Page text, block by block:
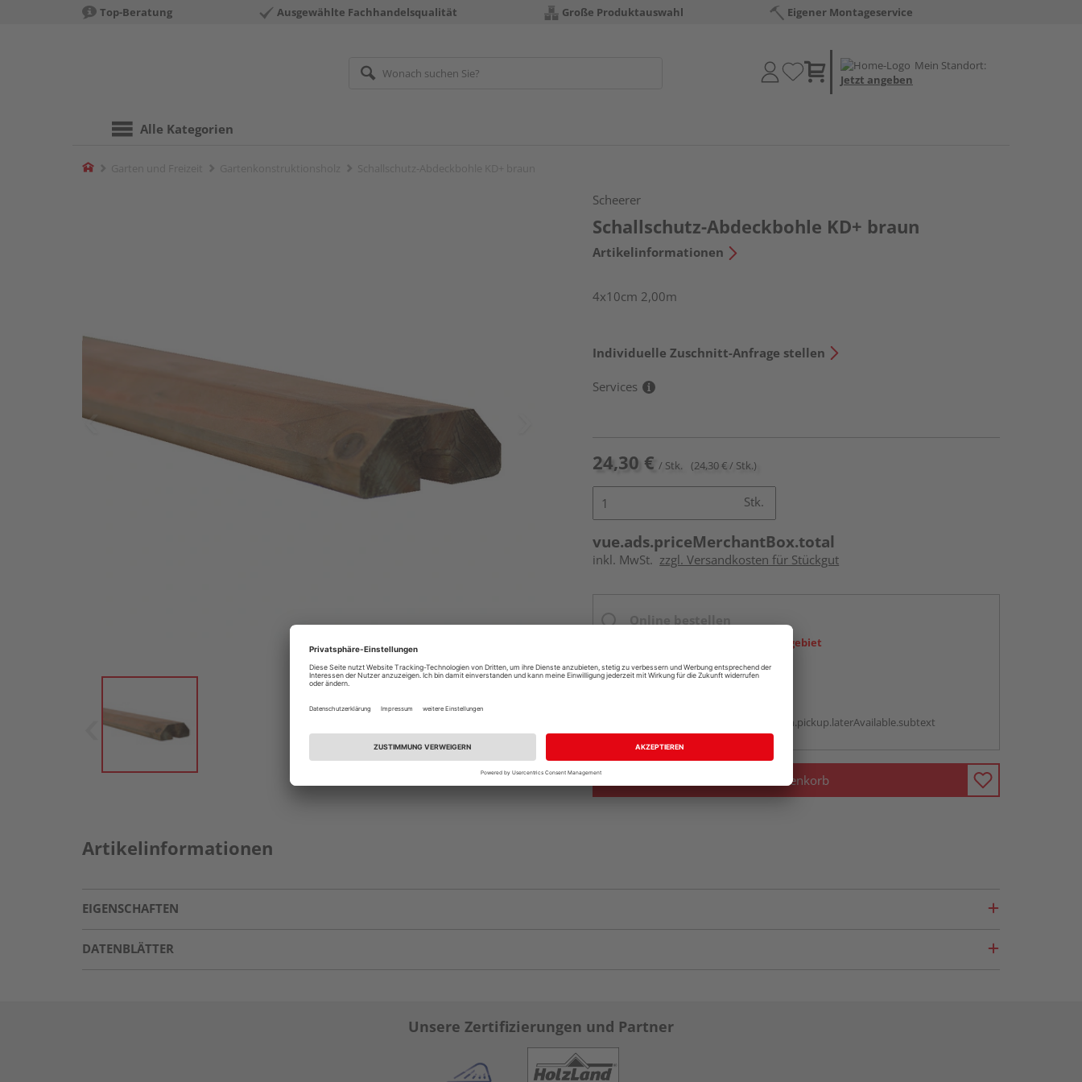
Top-Beratung Ausgewählte Fachhandelsqualität Große Produktauswahl Eigener Montageservice
Mein Standort:
Jetzt angeben
Alle Kategorien
Home
Scheerer
Schallschutz-Abdeckbohle KD+ braun
Artikelinformationen
4x10cm 2,00m
Individuelle Zuschnitt-Anfrage stellen
Services
24,30 € / Stk. (24,30 € / Stk.)
Stk.
vue.ads.priceMerchantBox.total
inkl. MwSt. zzgl. Versandkosten für Stückgut
Online bestellen
Ihr Standort ist nicht im Liefergebiet
vue.ads.priceMerchantBox.option.pickup.laterAvailable.subtext
In den Warenkorb
Artikelinformationen
EIGENSCHAFTEN
DATENBLÄTTER
Unsere Zertifizierungen und Partner